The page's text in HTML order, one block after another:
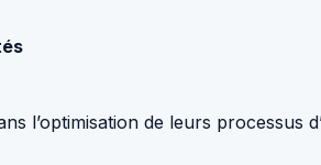
l’optimisation de leurs processus